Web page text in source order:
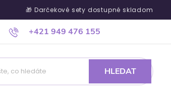
🎁 Darčekové sety dostupné skladom
+421 949 476 155
Kontakty Blog
HLEDAT